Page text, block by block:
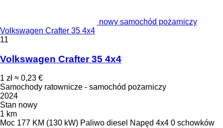
nowy samochód pożarniczy
Volkswagen Crafter 35 4x4
11
Volkswagen Crafter 35 4x4
1 zł ≈ 0,23 €
Samochody ratownicze - samochód pożarniczy
2024
Stan nowy
1 km
Moc 177 KM (130 kW) Paliwo diesel Napęd 4x4 0 schowków